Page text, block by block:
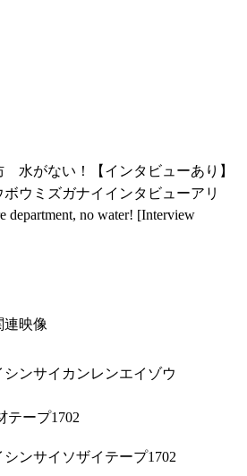
がない！【インタビューあり】
ウミズガナイインタビューアリ
department, no water! [Interview
連映像
ンサイカンレンエイゾウ
テープ1702
ンサイソザイテープ1702